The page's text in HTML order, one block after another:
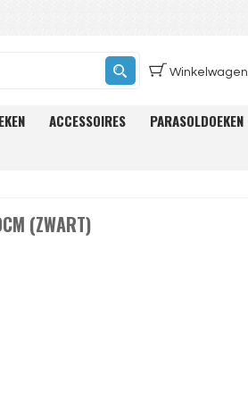
Winkelwagen
ACCESSOIRES PARASOLDOEKEN
(ZWART)